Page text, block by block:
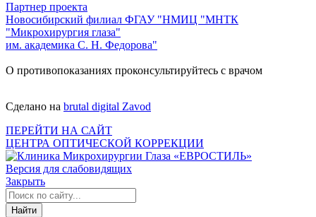
Партнер проекта
Новосибирский филиал ФГАУ "НМИЦ "МНТК
"Микрохирургия глаза"
им. академика С. Н. Федорова"
О противопоказаниях проконсультируйтесь с врачом
Сделано на brutal digital Zavod
ПЕРЕЙТИ НА САЙТ
ЦЕНТРА ОПТИЧЕСКОЙ КОРРЕКЦИИ
Версия для слабовидящих
Закрыть